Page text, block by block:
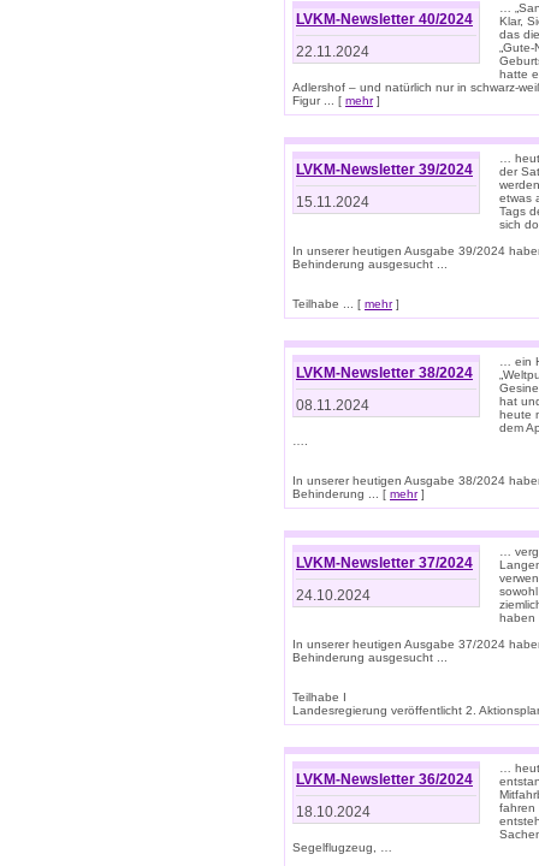
LVKM-Newsletter 40/2024
22.11.2024
…
Klar,
das
hatte
Adlershof – und natürlich nur in schwarz-
Figur ... [ mehr]
LVKM-Newsletter 39/2024
15.11.2024
…
der
etwas
Tags
sich
In unserer heutigen Ausgabe 39/2024
Behinderung ausgesucht ...
Teilhabe ... [ mehr]
LVKM-Newsletter 38/2024
08.11.2024
… ein
hat
heute
dem
In unserer heutigen Ausgabe 38/2024
Behinderung ... [ mehr]
LVKM-Newsletter 37/2024
24.10.2024
…
In unserer heutigen Ausgabe 37/2024
Behinderung ausgesucht ...
Teilhabe I
Landesregierung veröffentlicht 2.
LVKM-Newsletter 36/2024
18.10.2024
…
fahren
Segelflugzeug, …